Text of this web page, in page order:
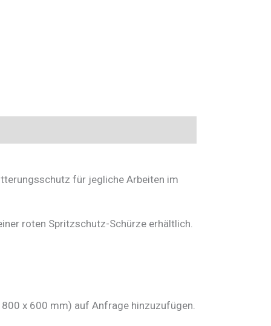
für jegliche Arbeiten im
roten Spritzschutz-Schürze erhältlich.
x 600 mm) auf Anfrage hinzuzufügen.